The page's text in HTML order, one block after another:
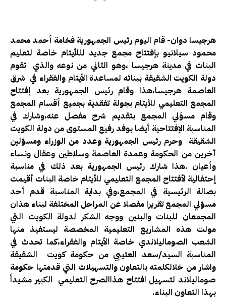
هرجيسا دوان- قام اليوم رئيس الجمهورية فخامة أحمد محمد
محمود سيلانيو بإفتتاح مجمع جديد لللأيتام خاصة لتعليم
البنات في مدينة هرجيسا ،وهو الثاني من نوعه والذي تقوم
دولة الكويت الشقيقة ببنائه لمساعدة الأيتام والفقراء في شرق
العاصمة هرجيسا،هذا وقام رئيس الجمهورية بعد إفتتاح
المجمع التعليمي للأيتام بجولة تفقدية بجميع أقسام المجمع
وقام مسؤلي المجمع بتقديم شرح مفصل عنه،وشارك في
المناسبة الإفتتاحية أيضا بوفد رفيع المستوى من دولة الكويت
الشقيقة وحرم رئيس الجمهورية وعدد من الوزراء ومسؤلين
أخرين من الحكومة وعمدة العاصمة وسلاطين وعقال ونساء
وأعيان .هذا شارك رئيس الجمهورية بعد ذلك في مناسبة
إحتفالية لأفتتاح المجمع التعليمي للأيتام خاصة البنات أقيمت
بصالة الرئيسية في المجمع،وفي بداية المناسبة قدم أحد
مسؤلي المجمع تقريرا مفصلا عن المراحل المختلفة لبناء هذان
المجمعان للبنات والبنين ووجه الشكر لدولة الكويت التي
مولت هذه المشاريع التعليمية المخصصة ليستفيذ منها
الشعب الصوماليلاندي خاصة الأيتام والفقراء،كما تحدث في
المناسبة السيد/سعد العتيبي من حكومة كويت الشقيقة
واشار من خلالكلمته بالتعاون والتسهيلات التي قدمتها حكومة
صوماليلاند لتسهيل افتتاح هذاالصرح التعليمي الكبير مشيداً
بهذا التعاون البناء.